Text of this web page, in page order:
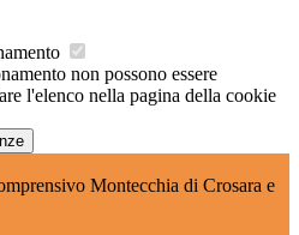
non possono essere
l'elenco nella pagina della cookie
Montecchia di Crosara e